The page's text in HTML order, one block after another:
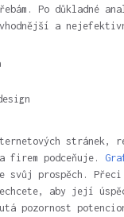
Po důkladné
a
stránek,
firem podceňuje.
svůj prospěch.
aby její
pozornost